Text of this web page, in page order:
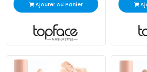
Ajouter Au Panier